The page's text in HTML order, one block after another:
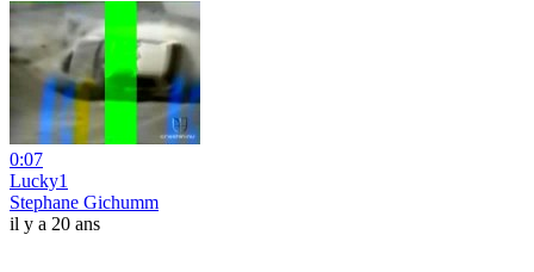
0:07
Lucky1
Stephane Gichumm
il y a 20 ans